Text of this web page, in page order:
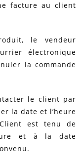
facture au client
le vendeur
électronique
la commande
le client par
la date et l’heure
est tenu de
et à la date